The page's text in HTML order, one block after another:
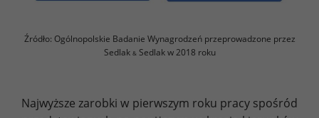
Źródło: Ogólnopolskie Badanie Wynagrodzeń przeprowadzone przez
Sedlak &Sedlak w 2018 roku
Najwyższe zarobki w pierwszym roku pracy spośród